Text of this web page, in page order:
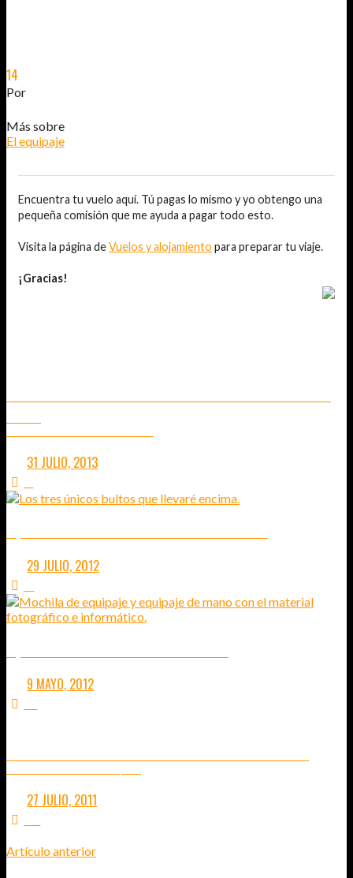
14
Por
Más sobre
El equipaje
Encuentra tu vuelo aquí. Tú pagas lo mismo y yo obtengo una
pequeña comisión que me ayuda a pagar todo esto.
Visita la página deVuelos y alojamiento para preparar tu viaje.
¡Gracias!
31 JULIO, 2013
29 JULIO, 2012
9 MAYO, 2012
27 JULIO, 2011
Artículo anterior